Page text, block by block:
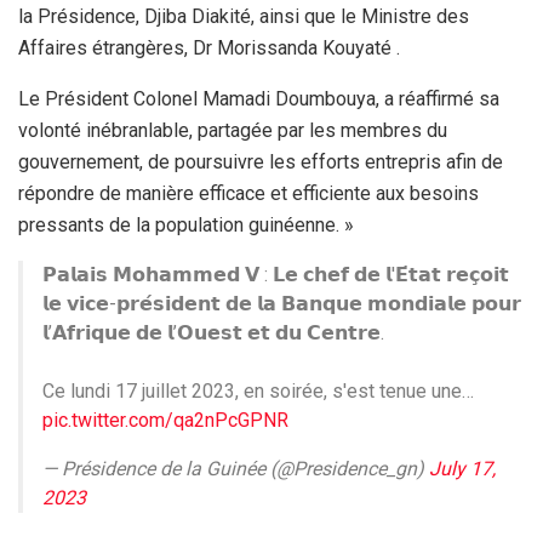
la Présidence, Djiba Diakité, ainsi que le Ministre des
Affaires étrangères, Dr Morissanda Kouyaté .
Le Président Colonel Mamadi Doumbouya, a réaffirmé sa
volonté inébranlable, partagée par les membres du
gouvernement, de poursuivre les efforts entrepris afin de
répondre de manière efficace et efficiente aux besoins
pressants de la population guinéenne. »
𝗣𝗮𝗹𝗮𝗶𝘀 𝗠𝗼𝗵𝗮𝗺𝗺𝗲𝗱 𝗩 : 𝗟𝗲 𝗰𝗵𝗲𝗳 𝗱𝗲 𝗹'𝗘́𝘁𝗮𝘁 𝗿𝗲𝗰̧𝗼𝗶𝘁
𝗹𝗲 𝘃𝗶𝗰𝗲-𝗽𝗿𝗲́𝘀𝗶𝗱𝗲𝗻𝘁 𝗱𝗲 𝗹𝗮 𝗕𝗮𝗻𝗾𝘂𝗲 𝗺𝗼𝗻𝗱𝗶𝗮𝗹𝗲 𝗽𝗼𝘂𝗿
𝗹’𝗔𝗳𝗿𝗶𝗾𝘂𝗲 𝗱𝗲 𝗹’𝗢𝘂𝗲𝘀𝘁 𝗲𝘁 𝗱𝘂 𝗖𝗲𝗻𝘁𝗿𝗲.
Ce lundi 17 juillet 2023, en soirée, s'est tenue une…
pic.twitter.com/qa2nPcGPNR
— Présidence de la Guinée (@Presidence_gn) July 17,
2023